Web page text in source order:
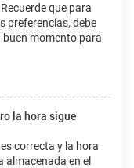
que para
preferencias, debe
buen momento para
la hora sigue
correcta y la hora
almacenada en el